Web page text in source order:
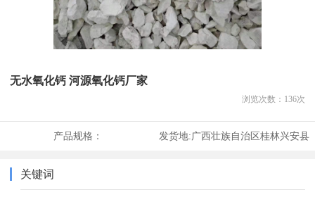
无水氧化钙 河源氧化钙厂家
浏览次数： 136次
产品规格： 发货地:广西壮族自治区桂林兴安县
关键词